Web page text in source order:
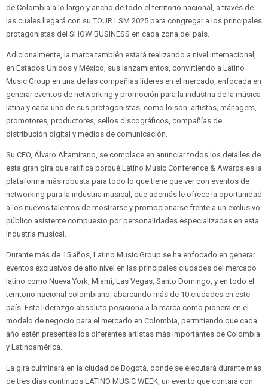
de Colombia a lo largo y ancho de todo el territorio nacional, a través de
las cuales llegará con su TOUR LSM 2025 para congregar a los principales
protagonistas del SHOW BUSINESS en cada zona del país.
Adicionalmente, la marca también estará realizando a nivel internacional,
en Estados Unidos y México, sus lanzamientos, convirtiendo a Latino
Music Group en una de las compañías líderes en el mercado, enfocada en
generar eventos de networking y promoción para la industria de la música
latina y cada uno de sus protagonistas, como lo son: artistas, mánagers,
promotores, productores, sellos discográficos, compañías de
distribución digital y medios de comunicación.
Su CEO, Álvaro Altamirano, se complace en anunciar todos los detalles de
esta gran gira que ratifica porqué Latino Music Conference & Awards es la
plataforma más robusta para todo lo que tiene que ver con eventos de
networking para la industria musical, que además le ofrece la oportunidad
a los nuevos talentos de mostrarse y promocionarse frente a un exclusivo
público asistente compuesto por personalidades especializadas en esta
industria musical.
Durante más de 15 años, Latino Music Group se ha enfocado en generar
eventos exclusivos de alto nivel en las principales ciudades del mercado
latino como Nueva York, Miami, Las Vegas, Santo Domingo, y en todo el
territorio nacional colombiano, abarcando más de 10 ciudades en este
país. Este liderazgo absoluto posiciona a la marca como pionera en el
modelo de negocio para el mercado en Colombia, permitiendo que cada
año estén presentes los diferentes artistas más importantes de Colombia
y Latinoamérica.
La gira culminará en la ciudad de Bogotá, donde se ejecutará durante más
de tres días continuos LATINO MUSIC WEEK, un evento que contará con